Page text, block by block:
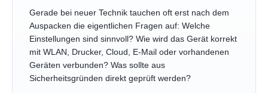
Gerade bei neuer Technik tauchen oft erst nach dem
Auspacken die eigentlichen Fragen auf: Welche
Einstellungen sind sinnvoll? Wie wird das Gerät korrekt
mit WLAN, Drucker, Cloud, E-Mail oder vorhandenen
Geräten verbunden? Was sollte aus
Sicherheitsgründen direkt geprüft werden?